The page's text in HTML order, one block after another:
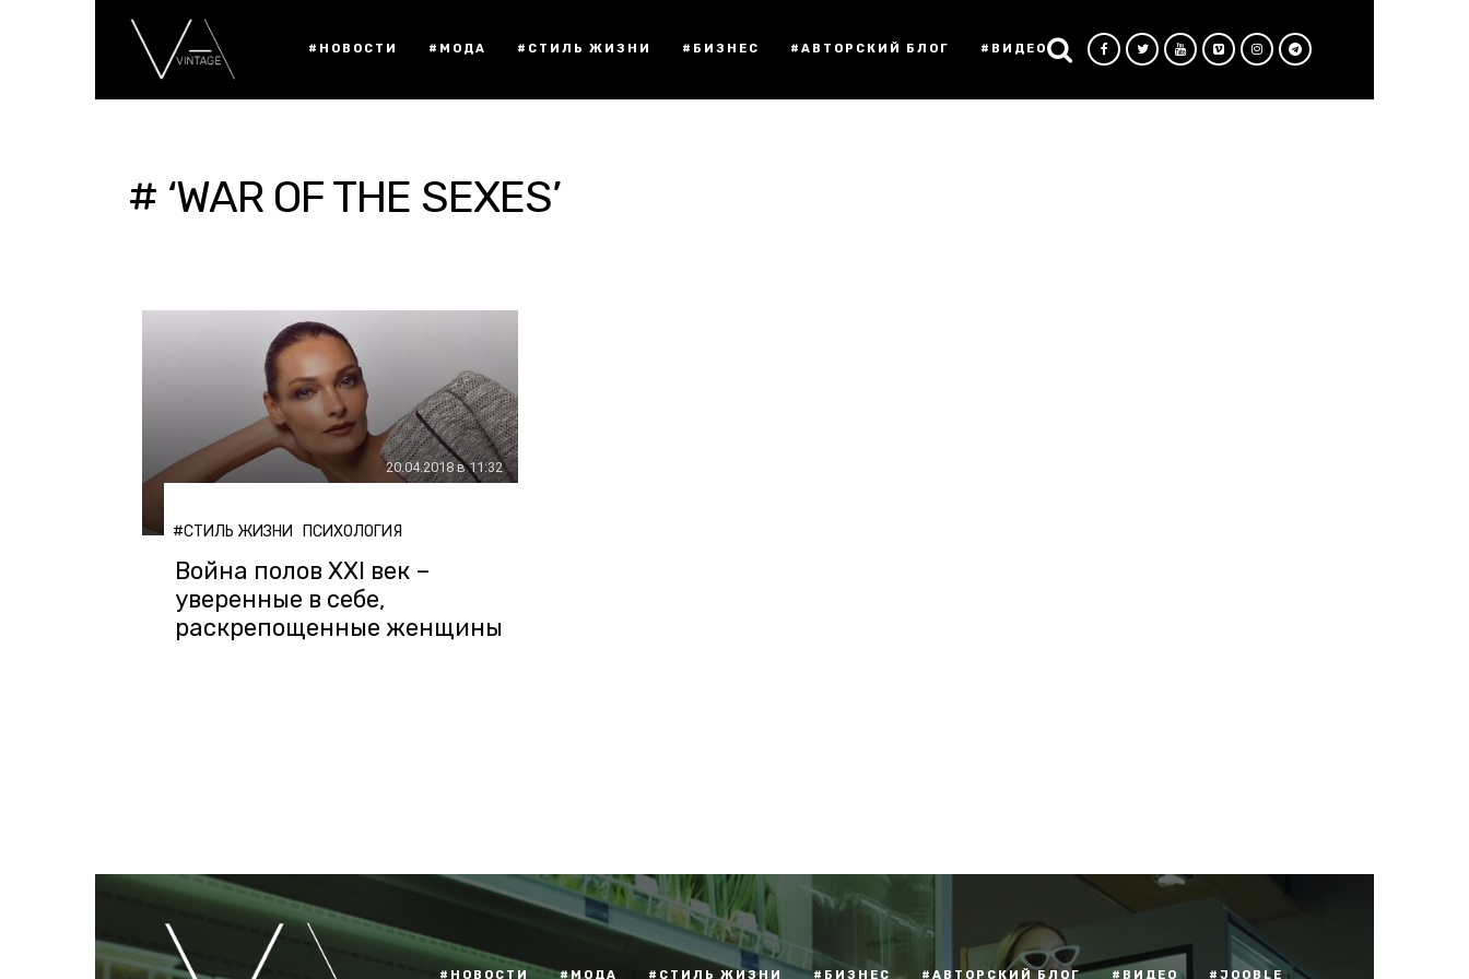
#НОВОСТИ #МОДА #СТИЛЬ ЖИЗНИ #БИЗНЕС #АВТОРСКИЙ БЛОГ #ВИДЕО
# ‘WAR OF THE SEXES’
20.04.2018 в 11:32
#СТИЛЬ ЖИЗНИ ПСИХОЛОГИЯ
Война полов XXI век –
уверенные в себе,
раскрепощенные женщины
#НОВОСТИ #МОДА #СТИЛЬ ЖИЗНИ #БИЗНЕС #АВТОРСКИЙ БЛОГ #ВИДЕО #JOOBLE